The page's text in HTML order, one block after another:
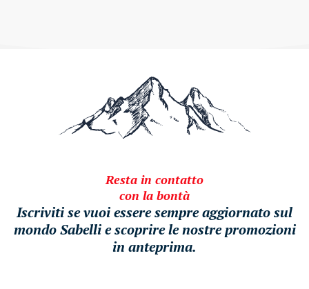
Resta in contatto
con la bontà
Iscriviti se vuoi essere sempre aggiornato sul
mondo Sabelli e scoprire le nostre promozioni
in anteprima.